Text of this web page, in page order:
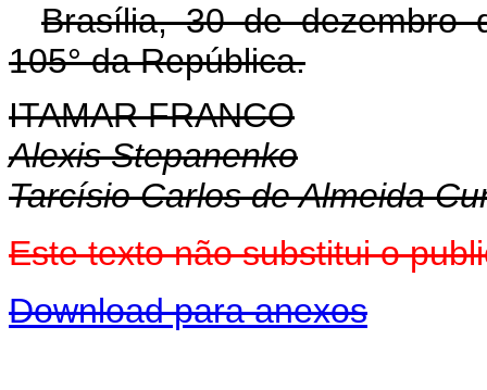
Brasília, 30 de dezembro
105° da República.
ITAMAR FRANCO
Alexis Stepanenko
Tarcísio Carlos de Almeida
Este texto não substitui o
Download para anexos